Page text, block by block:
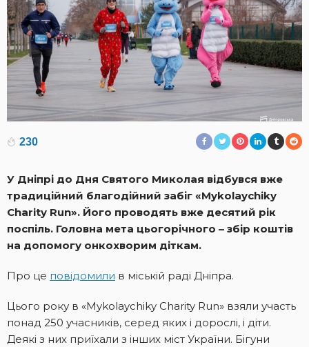
230
У Дніпрі до Дня Святого Миколая відбувся вже
традиційний благодійний забіг «Mykolaychiky
Charity Run». Його проводять вже десятий рік
поспіль. Головна мета цьогорічного – збір коштів
на допомогу онкохворим діткам.
Про це повідомили в міській раді Дніпра.
Цього року в «Mykolaychiky Charity Run» взяли участь
понад 250 учасників, серед яких і дорослі, і діти.
Деякі з них приїхали з інших міст України. Бігуни